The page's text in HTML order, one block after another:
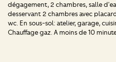
dégagement, 2 chambres, salle
desservant 2 chambres avec
wc. En sous-sol: atelier, garage,
Chauffage gaz. A moins de 10